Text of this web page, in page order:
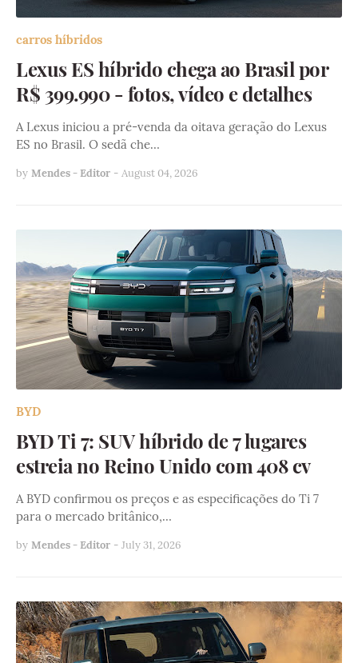
carros híbridos
Lexus ES híbrido chega ao Brasil por
R$ 399.990 - fotos, vídeo e detalhes
A Lexus iniciou a pré-venda da oitava geração do Lexus
ES no Brasil. O sedã che…
by Mendes - Editor - August 04, 2026
BYD
BYD Ti 7: SUV híbrido de 7 lugares
estreia no Reino Unido com 408 cv
A BYD confirmou os preços e as especificações do Ti 7
para o mercado britânico,…
by Mendes - Editor - July 31, 2026